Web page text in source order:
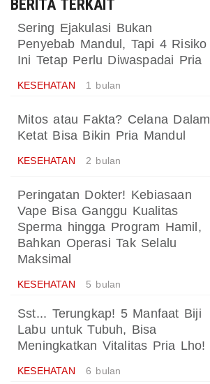
BERITA TERKAIT
Sering Ejakulasi Bukan
Penyebab Mandul, Tapi 4 Risiko
Ini Tetap Perlu Diwaspadai Pria
KESEHATAN 1 bulan
Mitos atau Fakta? Celana Dalam
Ketat Bisa Bikin Pria Mandul
KESEHATAN 2 bulan
Peringatan Dokter! Kebiasaan
Vape Bisa Ganggu Kualitas
Sperma hingga Program Hamil,
Bahkan Operasi Tak Selalu
Maksimal
KESEHATAN 5 bulan
Sst... Terungkap! 5 Manfaat Biji
Labu untuk Tubuh, Bisa
Meningkatkan Vitalitas Pria Lho!
KESEHATAN 6 bulan